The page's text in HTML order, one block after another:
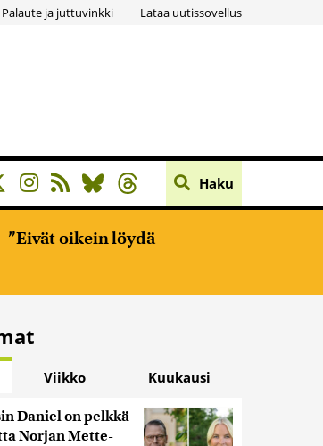
Palaute ja juttuvinkki Lataa uutissovellus
Haku
”Eivät oikein löydä
Viikko Kuukausi
Daniel on pelkkä
Norjan Mette-